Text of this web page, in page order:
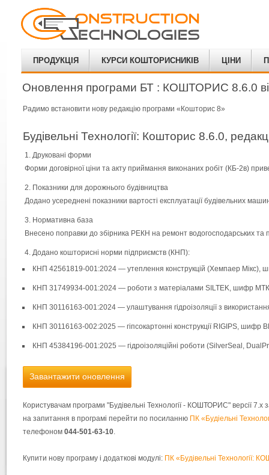
ПРОДУКЦІЯ КУРСИ КОШТОРИСНИКІВ ЦІНИ
Оновлення програми БТ : КОШТОРИС 8.6.0
Радимо встановити нову редакцію програми «Кошторис 8»
Будівельні Технології: Кошторис 8.6.0,
Друковані форми
Форми договірної ціни та акту приймання виконаних робіт (КБ-2в)
Показники для дорожнього будівництва
Додано усереднені показники вартості експлуатації будівельних
Нормативна база
Внесено поправки до збірника РЕКН на ремонт водогосподарських
Додано кошторисні норми підприємств (КНП):
КНП 42561819-001:2024 — утеплення конструкцій (Хемпаер Мікс),
КНП 31749934-001:2024 — роботи з матеріалами SILTEK, шифр
КНП 30116163-001:2024 — улаштування гідроізоляції з
КНП 30116163-002:2025 — гіпсокартонні конструкції RIGIPS, шифр
КНП 45384196-001:2025 — гідроізоляційні роботи (SilverSeal,
Завантажити оновлення
Користувачам програми "Будівельні Технології - КОШТОРИС" версії 7.х
на запитання в програмі перейти по посиланню ПК «Будіельні
телефоном 044-501-63-10.
Купити нову програму і додаткові модулі: ПК «Будівельні Технології: